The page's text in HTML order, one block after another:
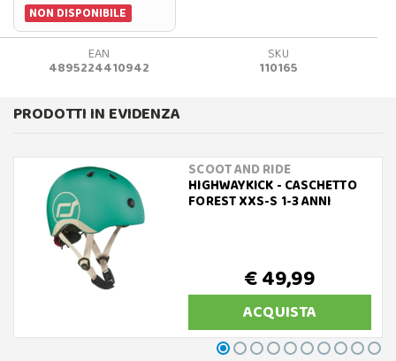
NON DISPONIBILE
EAN
4895224410942
SKU
110165
PRODOTTI IN EVIDENZA
SCOOT AND RIDE
HIGHWAYKICK - CASCHETTO
FOREST XXS-S 1-3 ANNI
€ 49,99
ACQUISTA